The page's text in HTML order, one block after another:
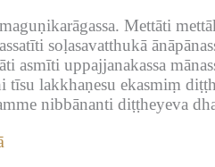
Mettāti
soḷasavatthukā
asmīti uppajjanakassa
tīsu lakkhaṇesu ekasmiṃ
nibbānanti diṭṭheyeva